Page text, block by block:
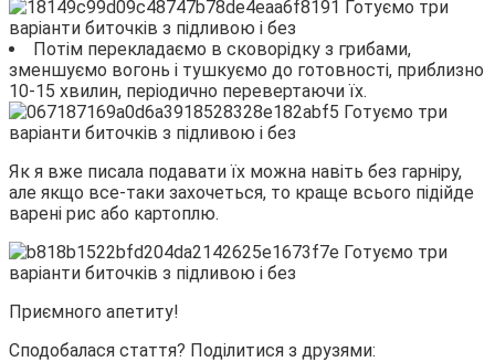
Потім перекладаємо в сковорідку з грибами,
зменшуємо вогонь і тушкуємо до готовності, приблизно
10-15 хвилин, періодично перевертаючи їх.
Як я вже писала подавати їх можна навіть без гарніру,
але якщо все-таки захочеться, то краще всього підійде
варені рис або картоплю.
Приємного апетиту!
Сподобалася стаття? Поділитися з друзями: